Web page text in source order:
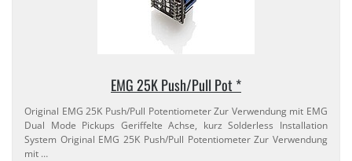
EMG 25K Push/​Pull Pot *
Original EMG 25K Push/​Pull Potentiometer Zur Verwendung mit EMG
Dual Mode Pickups Geriffelte Achse, kurz Solderless Installation
System Original EMG 25K Push/​Pull Potentiometer Zur Verwendung
mit …